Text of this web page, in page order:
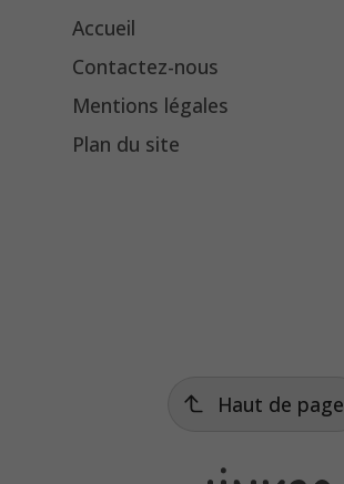
Accueil
Contactez-nous
Mentions légales
Plan du site
Haut de page